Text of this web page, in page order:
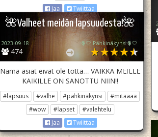
Jaa
Twiittaa
🌺Valheet meidän lapsuudesta!🌺
474
2023-09-18 🪻🤍 Pähkinäkynsi🪻🤍
Nämä asiat eivät ole totta… VAIKKA MEILLE
KAIKILLE ON SANOTTU NIIN!!
#lapsuus #valhe #pähkinäkynsi
#mitääää
#wow
#lapset
#valehtelu
Jaa
Twiittaa